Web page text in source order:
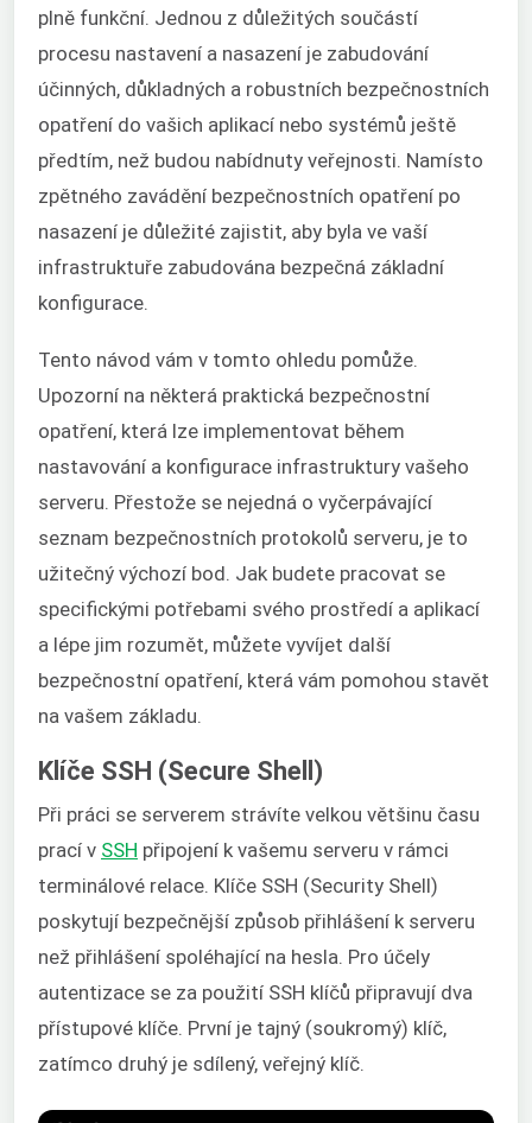
plně funkční. Jednou z důležitých součástí
procesu nastavení a nasazení je zabudování
účinných, důkladných a robustních bezpečnostních
opatření do vašich aplikací nebo systémů ještě
předtím, než budou nabídnuty veřejnosti. Namísto
zpětného zavádění bezpečnostních opatření po
nasazení je důležité zajistit, aby byla ve vaší
infrastruktuře zabudována bezpečná základní
konfigurace.
Tento návod vám v tomto ohledu pomůže.
Upozorní na některá praktická bezpečnostní
opatření, která lze implementovat během
nastavování a konfigurace infrastruktury vašeho
serveru. Přestože se nejedná o vyčerpávající
seznam bezpečnostních protokolů serveru, je to
užitečný výchozí bod. Jak budete pracovat se
specifickými potřebami svého prostředí a aplikací
a lépe jim rozumět, můžete vyvíjet další
bezpečnostní opatření, která vám pomohou stavět
na vašem základu.
Klíče SSH (Secure Shell)
Při práci se serverem strávíte velkou většinu času
prací v SSH připojení k vašemu serveru v rámci
terminálové relace. Klíče SSH (Security Shell)
poskytují bezpečnější způsob přihlášení k serveru
než přihlášení spoléhající na hesla. Pro účely
autentizace se za použití SSH klíčů připravují dva
přístupové klíče. První je tajný (soukromý) klíč,
zatímco druhý je sdílený, veřejný klíč.